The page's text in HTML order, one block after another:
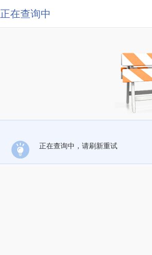
正在查询中
正在查询中，请刷新重试